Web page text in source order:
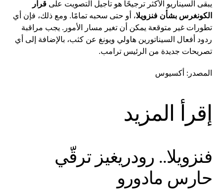
يبقى السيناريو الأكثر ترجيحًا هو تأجيل التصويت على قرار
الكونغرس بشأن فنزويلا، أو حتى سحبه تمامًا. ومع ذلك، فإن أي
تطورات غير متوقعة يمكن أن تغير مسار الأمور. يجب مراقبة
ردود أفعال السيناتورين هاولي ويونغ عن كثب، بالإضافة إلى أي
تصريحات جديدة من الرئيس ترامب.
المصدر: أكسيوس
إقرأ المزيد
فنزويلا.. رودريغيز ترقّي
حارس مادورو